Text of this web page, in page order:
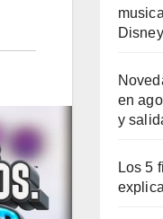
Disney
en
y
Los 5